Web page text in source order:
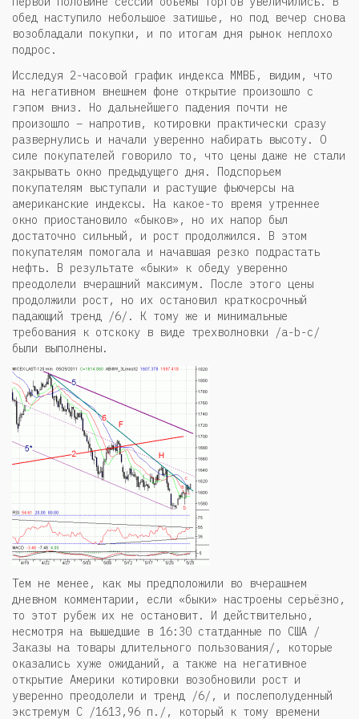
обед наступило небольшое затишье, но под вечер снова
возобладали покупки, и по итогам дня рынок неплохо
подрос.
Исследуя 2-часовой график индекса ММВБ, видим, что
на негативном внешнем фоне открытие произошло с
гэпом вниз. Но дальнейшего падения почти не
произошло – напротив, котировки практически сразу
развернулись и начали уверенно набирать высоту. О
силе покупателей говорило то, что цены даже не стали
закрывать окно предыдущего дня. Подспорьем
покупателям выступали и растущие фьючерсы на
американские индексы. На какое-то время утреннее
окно приостановило «быков», но их напор был
достаточно сильный, и рост продолжился. В этом
покупателям помогала и начавшая резко подрастать
нефть. В результате «быки» к обеду уверенно
преодолели вчерашний максимум. После этого цены
продолжили рост, но их остановил краткосрочный
падающий тренд /6/. К тому же и минимальные
требования к отскоку в виде трехволновки /a-b-c/
были выполнены.
Тем не менее, как мы предположили во вчерашнем
дневном комментарии, если «быки» настроены серьёзно,
то этот рубеж их не остановит. И действительно,
несмотря на вышедшие в 16:30 статданные по США /
Заказы на товары длительного пользования/, которые
оказались хуже ожиданий, а также на негативное
открытие Америки котировки возобновили рост и
уверенно преодолели и тренд /6/, и послеполуденный
экстремум С /1613,96 п./, который к тому времени